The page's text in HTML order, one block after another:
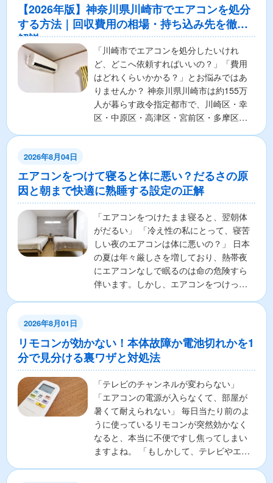
【2026年版】神奈川県川崎市でエアコンを処分
する方法｜回収費用の相場・持ち込み先を徹底
解説
「川崎市でエアコンを処分したいけれ
ど、どこへ依頼すればいいの？」「費用
はどれくらいかかる？」とお悩みではあ
りませんか？ 神奈川県川崎市は約155万
人が暮らす政令指定都市で、川崎区・幸
区・中原区・高津区・宮前区・多摩区・
2026年8月04日
エアコンをつけて寝ると体に悪い？だるさの原
因と朝まで快適に熟睡する設定の正解
「エアコンをつけたまま寝ると、翌朝体
がだるい」 「冷え性の私にとって、寝苦
しい夜のエアコンは体に悪いの？」 日本
の夏は年々厳しさを増しており、熱帯夜
にエアコンなしで眠るのは命の危険すら
伴います。しかし、エアコンをつけっぱ
2026年8月01日
リモコンが効かない！本体故障か電池切れかを1
分で見分ける裏ワザと対処法
「テレビのチャンネルが変わらない」
「エアコンの電源が入らなくて、部屋が
暑くて耐えられない」 毎日当たり前のよ
うに使っているリモコンが突然効かなく
なると、本当に不便ですし焦ってしまい
ますよね。 「もしかして、テレビやエア